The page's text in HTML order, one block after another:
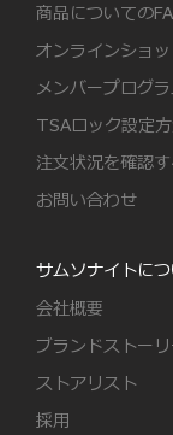
商品についての
オンラインショ
メンバープログ
TSAロック設定
注文状況を確認す
お問い合わせ
サムソナイトに
会社概要
ブランドストー
ストアリスト
採用